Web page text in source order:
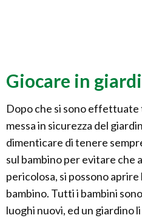
Giocare in
Dopo che si sono
messa in sicurezza del
dimenticare di tenere
sul bambino per evitare che
pericolosa, si possono
bambino. Tutti i bambini
luoghi nuovi, ed un giardino